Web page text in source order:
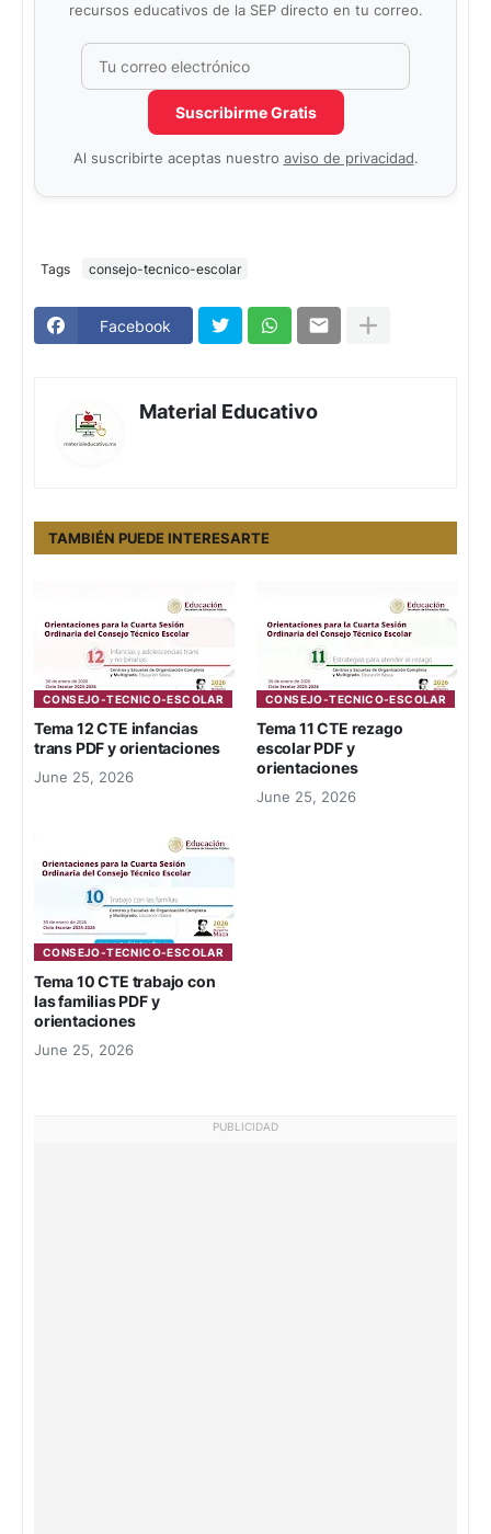
recursos educativos de la SEP directo en tu correo.
No completar este campo
Suscribirme Gratis
Al suscribirte aceptas nuestro aviso de privacidad.
Tags consejo-tecnico-escolar
Facebook
Material Educativo
TAMBIÉN PUEDE INTERESARTE
CONSEJO-TECNICO-ESCOLAR
Tema 12 CTE infancias
trans PDF y orientaciones
June 25, 2026
CONSEJO-TECNICO-ESCOLAR
Tema 11 CTE rezago
escolar PDF y
orientaciones
June 25, 2026
CONSEJO-TECNICO-ESCOLAR
Tema 10 CTE trabajo con
las familias PDF y
orientaciones
June 25, 2026
PUBLICIDAD